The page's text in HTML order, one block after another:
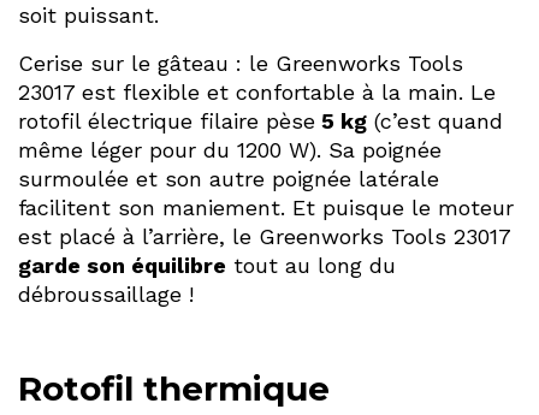
soit puissant.
Cerise sur le gâteau : le Greenworks Tools
23017 est flexible et confortable à la main. Le
rotofil électrique filaire pèse 5 kg (c’est quand
même léger pour du 1200 W). Sa poignée
surmoulée et son autre poignée latérale
facilitent son maniement. Et puisque le moteur
est placé à l’arrière, le Greenworks Tools 23017
garde son équilibre tout au long du
débroussaillage !
Rotofil thermique